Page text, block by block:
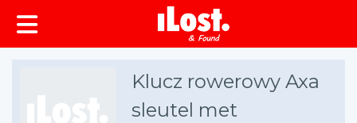
zawartości
Klucz rowerowy Axa
sleutel met